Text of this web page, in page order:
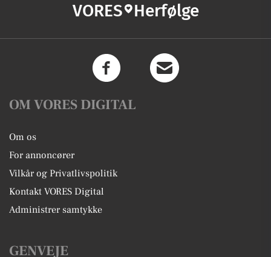
VORES Herfølge
OM VORES DIGITAL
Om os
For annoncører
Vilkår og Privatlivspolitik
Kontakt VORES Digital
Administrer samtykke
GENVEJE